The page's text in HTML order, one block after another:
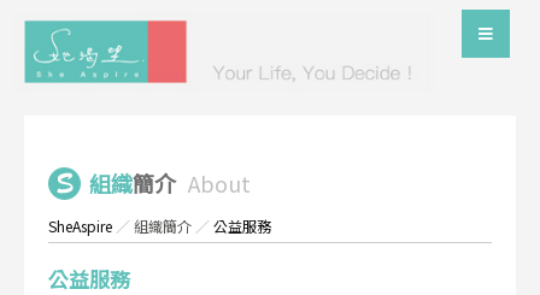
組織簡介 About
SheAspire ／組織簡介 ／公益服務
公益服務